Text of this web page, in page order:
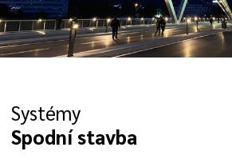
Systémy
Spodní stavba